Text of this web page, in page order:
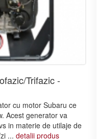
Trifazic -
cu motor Subaru ce
Acest generator va
in materie de utilaje de
... detalii produs